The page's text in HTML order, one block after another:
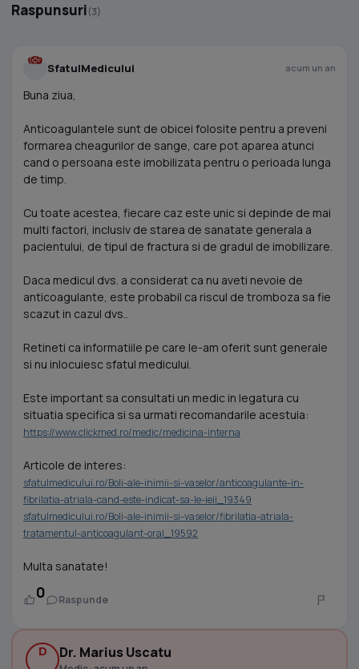
Raspunsuri(3)
SfatulMedicului acum un an
Buna ziua,
Anticoagulantele sunt de obicei folosite pentru a preveni
formarea cheagurilor de sange, care pot aparea atunci
cand o persoana este imobilizata pentru o perioada lunga
de timp.
Cu toate acestea, fiecare caz este unic si depinde de mai
multi factori, inclusiv de starea de sanatate generala a
pacientului, de tipul de fractura si de gradul de imobilizare.
Daca medicul dvs. a considerat ca nu aveti nevoie de
anticoagulante, este probabil ca riscul de tromboza sa fie
scazut in cazul dvs..
Retineti ca informatiile pe care le-am oferit sunt generale
si nu inlocuiesc sfatul medicului.
Este important sa consultati un medic in legatura cu
situatia specifica si sa urmati recomandarile acestuia:
https://www.clickmed.ro/medic/medicina-interna
Articole de interes:
sfatulmedicului.ro/Boli-ale-inimii-si-vaselor/anticoagulante-in-
fibrilatia-atriala-cand-este-indicat-sa-le-ieii_19349
sfatulmedicului.ro/Boli-ale-inimii-si-vaselor/fibrilatia-atriala-
tratamentul-anticoagulant-oral_19592
Multa sanatate!
0 Raspunde
D Dr. Marius Uscatu